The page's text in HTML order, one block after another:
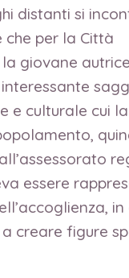
distanti si
che per la Città
giovane
e culturale cui
essere
in
creare figure